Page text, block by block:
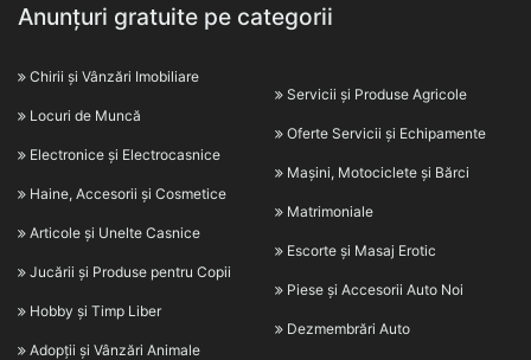
Anunțuri gratuite pe categorii
Chirii și Vânzări Imobiliare
Locuri de Muncă
Electronice și Electrocasnice
Haine, Accesorii și Cosmetice
Articole și Unelte Casnice
Jucării și Produse pentru Copii
Hobby și Timp Liber
Adopții și Vânzări Animale
Servicii și Produse Agricole
Oferte Servicii și Echipamente
Mașini, Motociclete și Bărci
Matrimoniale
Escorte și Masaj Erotic
Piese și Accesorii Auto Noi
Dezmembrări Auto